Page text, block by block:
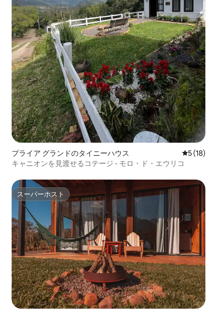
プライア グランドのタイニーハウス レビュー
5 (18)
キャニオンを見渡せるコテージ - モロ・ド・エウリコ
スーパーホスト
スーパーホスト